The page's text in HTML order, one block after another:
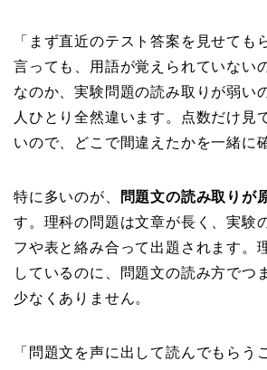
「まず直近のテスト答案を見せても
言っても、用語が覚えられていない
なのか、実験問題の読み取りが弱
人ひとり全然違います。点数だけ見
いので、どこで間違えたかを一緒に
特に多いのが、 問題文の読み取りが
す。理科の問題は文章が長く、実験
フや表と絡み合って出題されます。
しているのに、問題文の読み方でつ
少なくありません。
「問題文を声に出して読んでもらう